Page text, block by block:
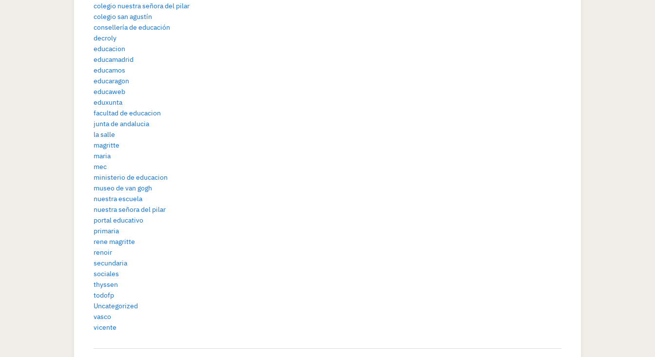
colegio nuestra señora del pilar
colegio san agustín
consellería de educación
decroly
educacion
educamadrid
educamos
educaragon
educaweb
eduxunta
facultad de educacion
junta de andalucia
la salle
magritte
maria
mec
ministerio de educacion
museo de van gogh
nuestra escuela
nuestra señora del pilar
portal educativo
primaria
rene magritte
renoir
secundaria
sociales
thyssen
todofp
Uncategorized
vasco
vicente